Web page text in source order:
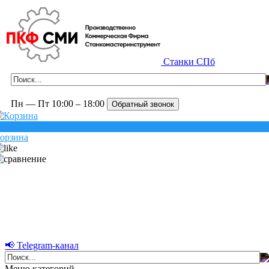
Станки СПб
Пн — Пт 10:00 – 18:00 Обратный звонок
📢 Telegram-канал